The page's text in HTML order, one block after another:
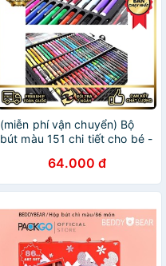
(miễn phí vận chuyển) Bộ
bút màu 151 chi tiết cho bé -
bút sáp(Kingmart68)
64.000 đ